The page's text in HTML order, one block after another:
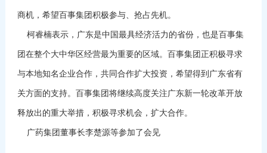
商机，希望百事集团积极参与、抢占先机。
柯睿楠表示，广东是中国最具经济活力的省份，也是百事集
团在整个大中华区经营最为重要的区域。百事集团正积极寻求
与本地知名企业合作，共同合作扩大投资，希望得到广东省有
关方面的支持。百事集团将继续高度关注广东新一轮改革开放
释放出的重大举措，积极寻求机会，扩大合作。
广药集团董事长李楚源等参加了会见